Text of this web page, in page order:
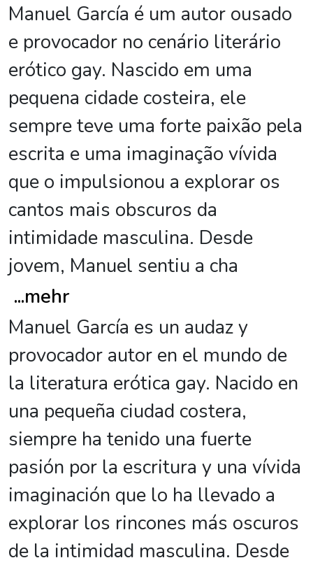
Manuel García é um autor ousado
e provocador no cenário literário
erótico gay. Nascido em uma
pequena cidade costeira, ele
sempre teve uma forte paixão pela
escrita e uma imaginação vívida
que o impulsionou a explorar os
cantos mais obscuros da
intimidade masculina. Desde
jovem, Manuel sentiu a cha
...mehr
Manuel García es un audaz y
provocador autor en el mundo de
la literatura erótica gay. Nacido en
una pequeña ciudad costera,
siempre ha tenido una fuerte
pasión por la escritura y una vívida
imaginación que lo ha llevado a
explorar los rincones más oscuros
de la intimidad masculina. Desde